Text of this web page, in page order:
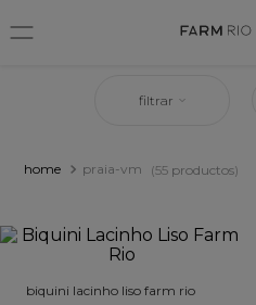
filtrar
praia-vm 55 productos
biquini lacinho liso farm rio